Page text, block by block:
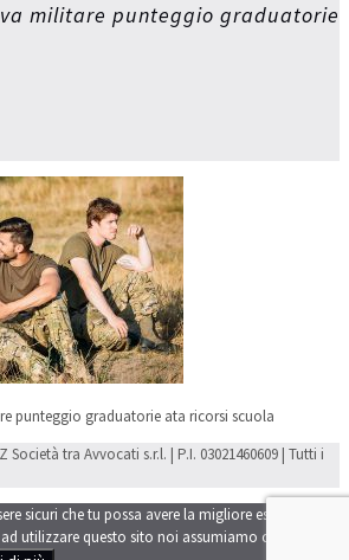
militare punteggio graduatorie
punteggio graduatorie ata ricorsi scuola
tra Avvocati s.r.l. | P.I. 03021460609 | Tutti i
sicuri che tu possa avere la migliore esperienza
utilizzare questo sito noi assumiamo che tu ne